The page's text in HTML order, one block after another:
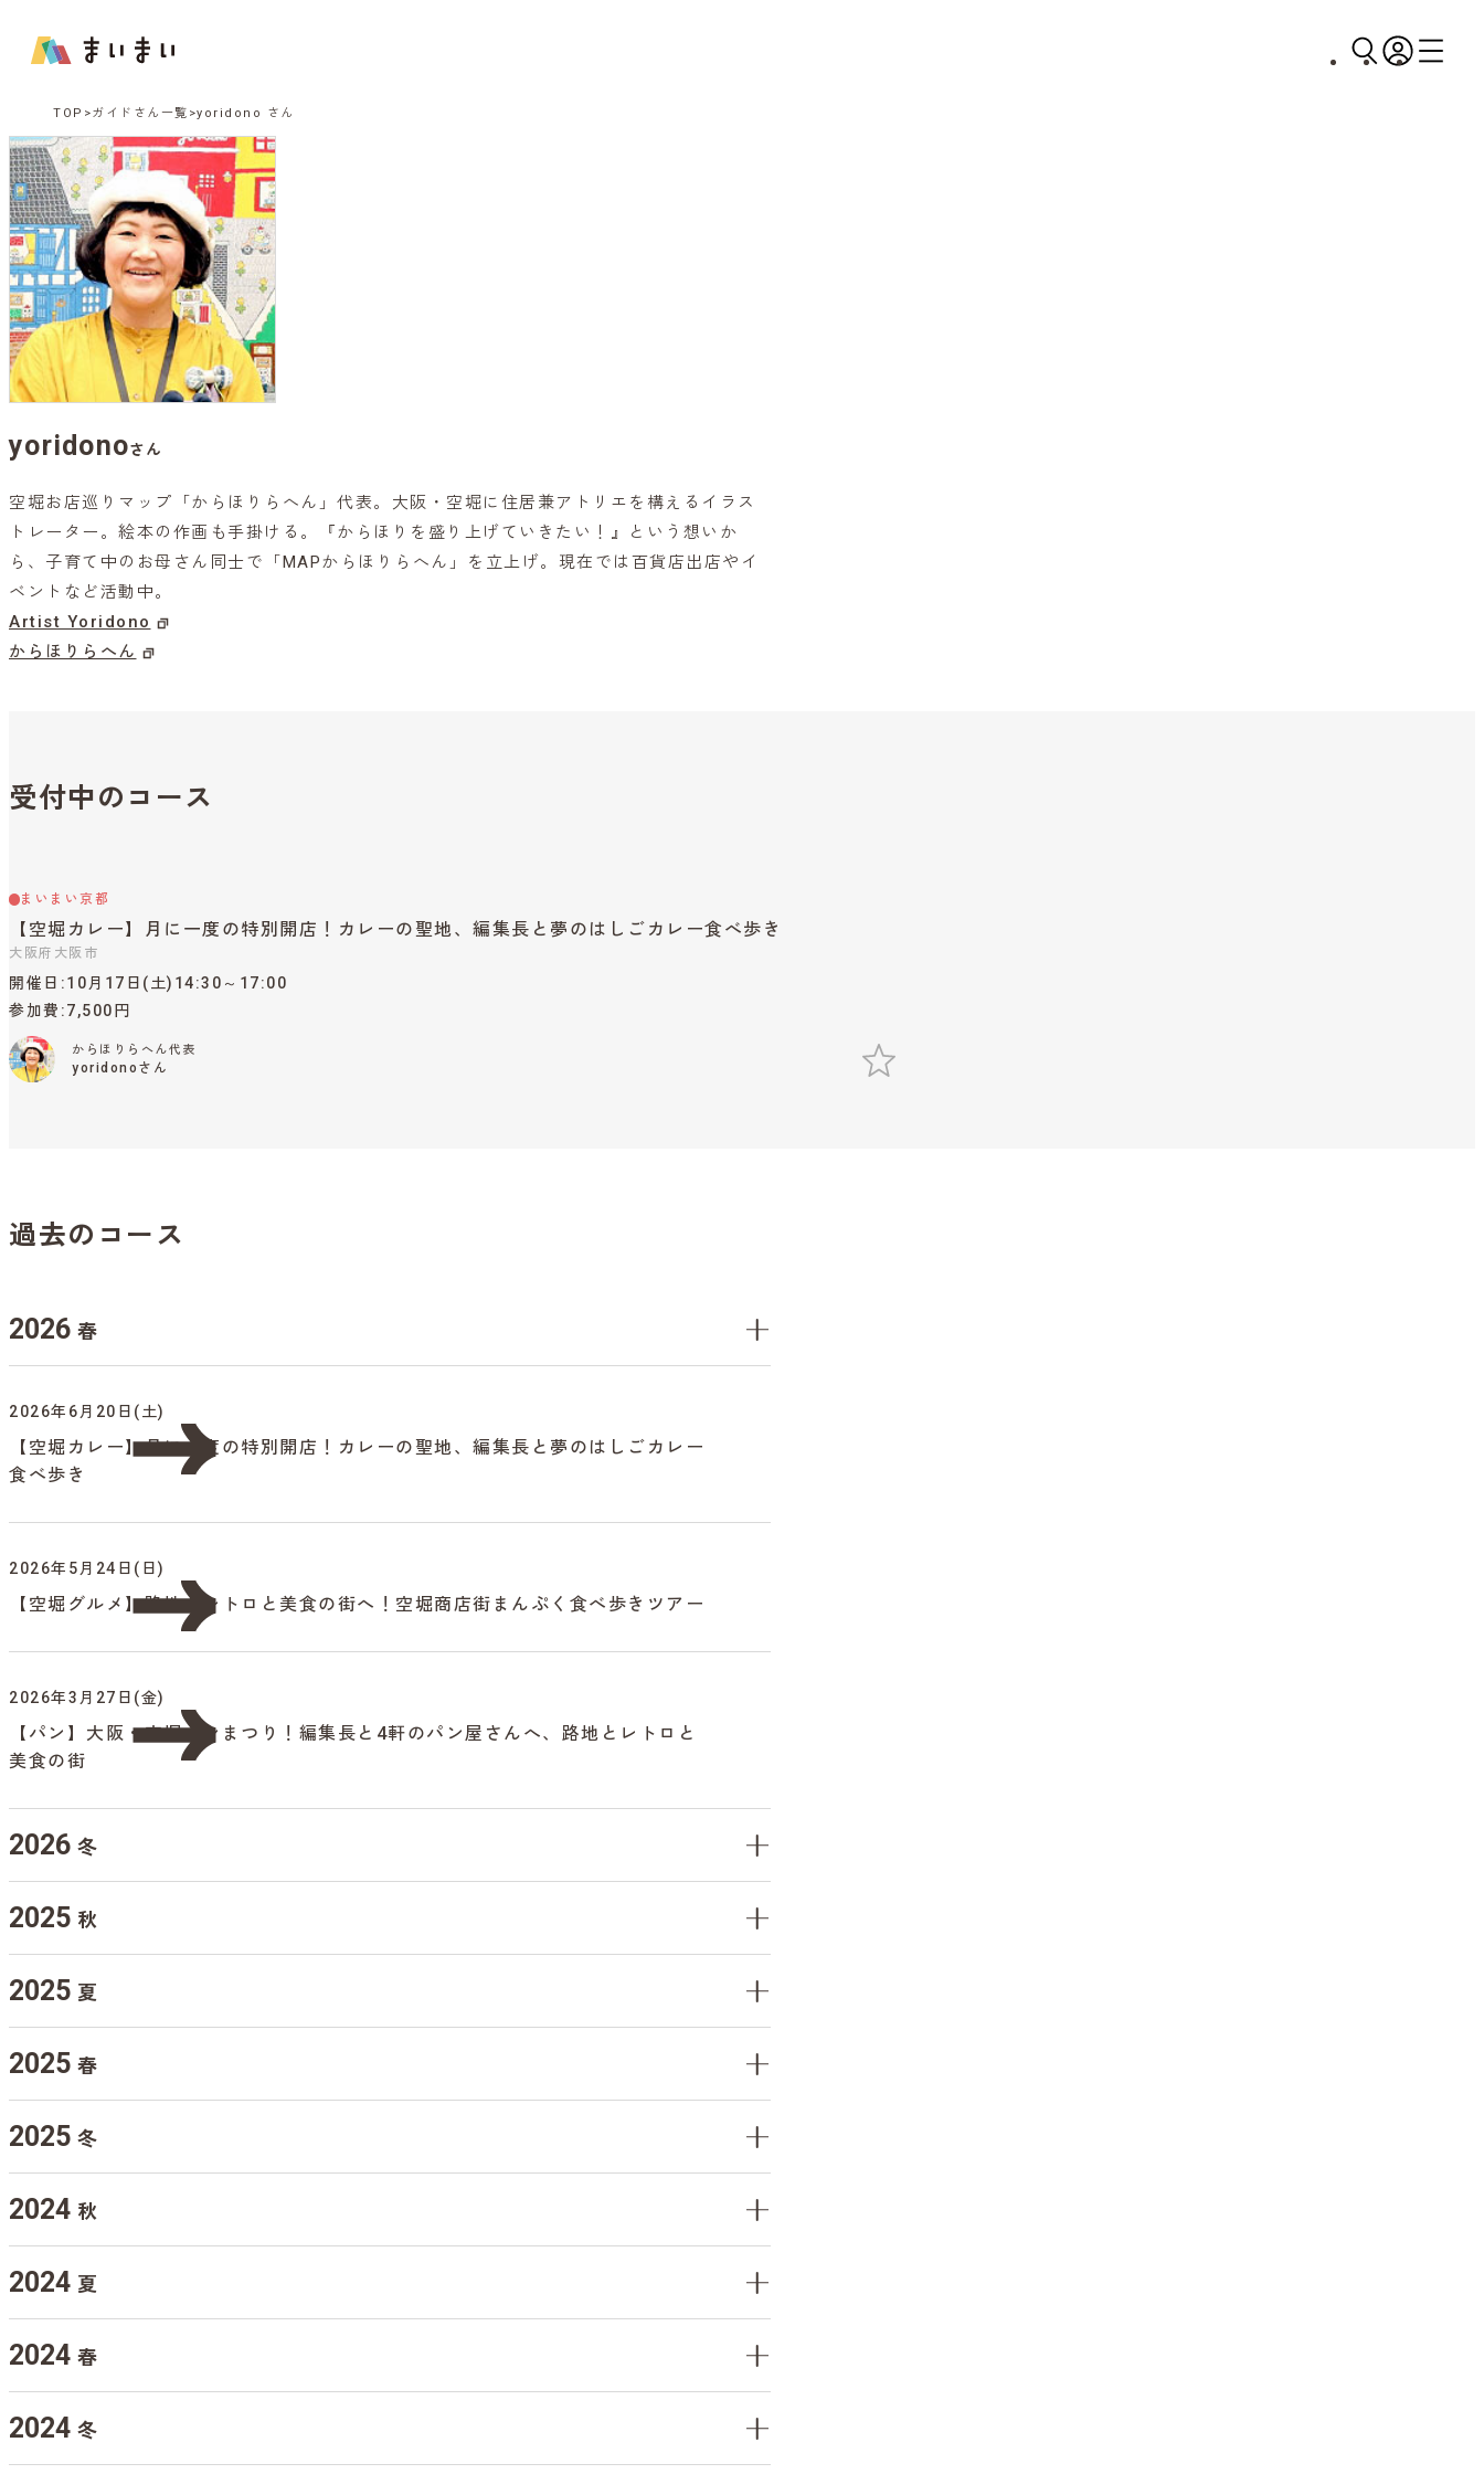
TOP ガイドさん一覧 yoridono さん
yoridonoさん
空堀お店巡りマップ「からほりらへん」代表。大阪・空堀に住居兼アトリエを構えるイラス
トレーター。絵本の作画も手掛ける。『からほりを盛り上げていきたい！』という想いか
ら、子育て中のお母さん同士で「MAPからほりらへん」を立上げ。現在では百貨店出店やイ
ベントなど活動中。
Artist Yoridono
からほりらへん
受付中のコース
まいまい京都
【空堀カレー】月に一度の特別開店！カレーの聖地、編集長と夢のはしごカレー食べ歩き
大阪府大阪市
開催日
10月17日(土)14:30～17:00
参加費 7,500円
からほりらへん代表
yoridonoさん
過去のコース
2026 春
2026年6月20日(土)
【空堀カレー】月に一度の特別開店！カレーの聖地、編集長と夢のはしごカレー
食べ歩き
2026年5月24日(日)
【空堀グルメ】路地とレトロと美食の街へ！空堀商店街まんぷく食べ歩きツアー
2026年3月27日(金)
【パン】大阪・空堀パンまつり！編集長と4軒のパン屋さんへ、路地とレトロと
美食の街
2026 冬
2025 秋
2025 夏
2025 春
2025 冬
2024 秋
2024 夏
2024 春
2024 冬